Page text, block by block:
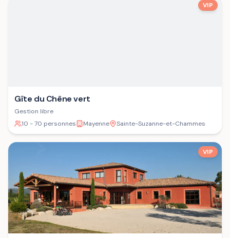
VIP
Gîte du Chêne vert
Gestion libre
10 - 70 personnes
Mayenne Sainte-Suzanne-et-Chammes
VIP